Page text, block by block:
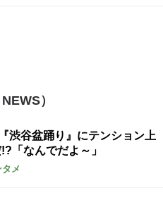
）
渋谷盆踊り』にテンション上
「なんでだよ～」
メ